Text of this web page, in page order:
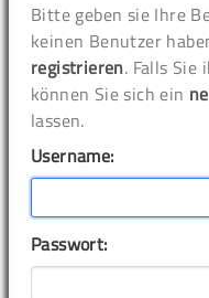
Bitte geben sie Ihre
keinen Benutzer
registrieren. Falls Sie
können Sie sich ein
lassen.
Username:
Passwort: